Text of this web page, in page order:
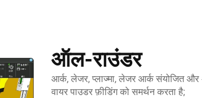
ऑल-राउंडर
आर्क, लेजर, प्लाज्मा, लेजर आर्क संयोजित और
वायर पाउडर फ़ीडिंग को समर्थन करता है;